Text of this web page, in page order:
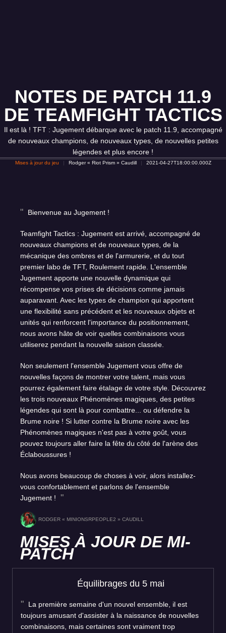
NOTES DE PATCH 11.9
DE TEAMFIGHT TACTICS
Il est là ! TFT : Jugement débarque avec le patch 11.9, accompagné
de nouveaux champions, de nouveaux types, de nouvelles petites
légendes et plus encore !
Mises à jour du jeu Rodger « Riot Prism » Caudill 2021-04-27T18:00:00.000Z
Bienvenue au Jugement !
Teamfight Tactics : Jugement est arrivé, accompagné de
nouveaux champions et de nouveaux types, de la
mécanique des ombres et de l'armurerie, et du tout
premier labo de TFT, Roulement rapide. L'ensemble
Jugement apporte une nouvelle dynamique qui
récompense vos prises de décisions comme jamais
auparavant. Avec les types de champion qui apportent
une flexibilité sans précédent et les nouveaux objets et
unités qui renforcent l'importance du positionnement,
nous avons hâte de voir quelles combinaisons vous
utiliserez pendant la nouvelle saison classée.
Non seulement l'ensemble Jugement vous offre de
nouvelles façons de montrer votre talent, mais vous
pourrez également faire étalage de votre style. Découvrez
les trois nouveaux Phénomènes magiques, des petites
légendes qui sont là pour combattre... ou défendre la
Brume noire ! Si lutter contre la Brume noire avec les
Phénomènes magiques n'est pas à votre goût, vous
pouvez toujours aller faire la fête du côté de l'arène des
Éclaboussures !
Nous avons beaucoup de choses à voir, alors installez-
vous confortablement et parlons de l'ensemble
Jugement !
RODGER « MINIONSRPEOPLE2 » CAUDILL
MISES À JOUR DE MI-
PATCH
Équilibrages du 5 mai
La première semaine d'un nouvel ensemble, il est
toujours amusant d'assister à la naissance de nouvelles
combinaisons, mais certaines sont vraiment trop